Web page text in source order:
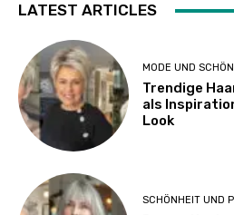
LATEST ARTICLES
MODE UND
Trendige
als
Look
SCHÖNHEIT UND